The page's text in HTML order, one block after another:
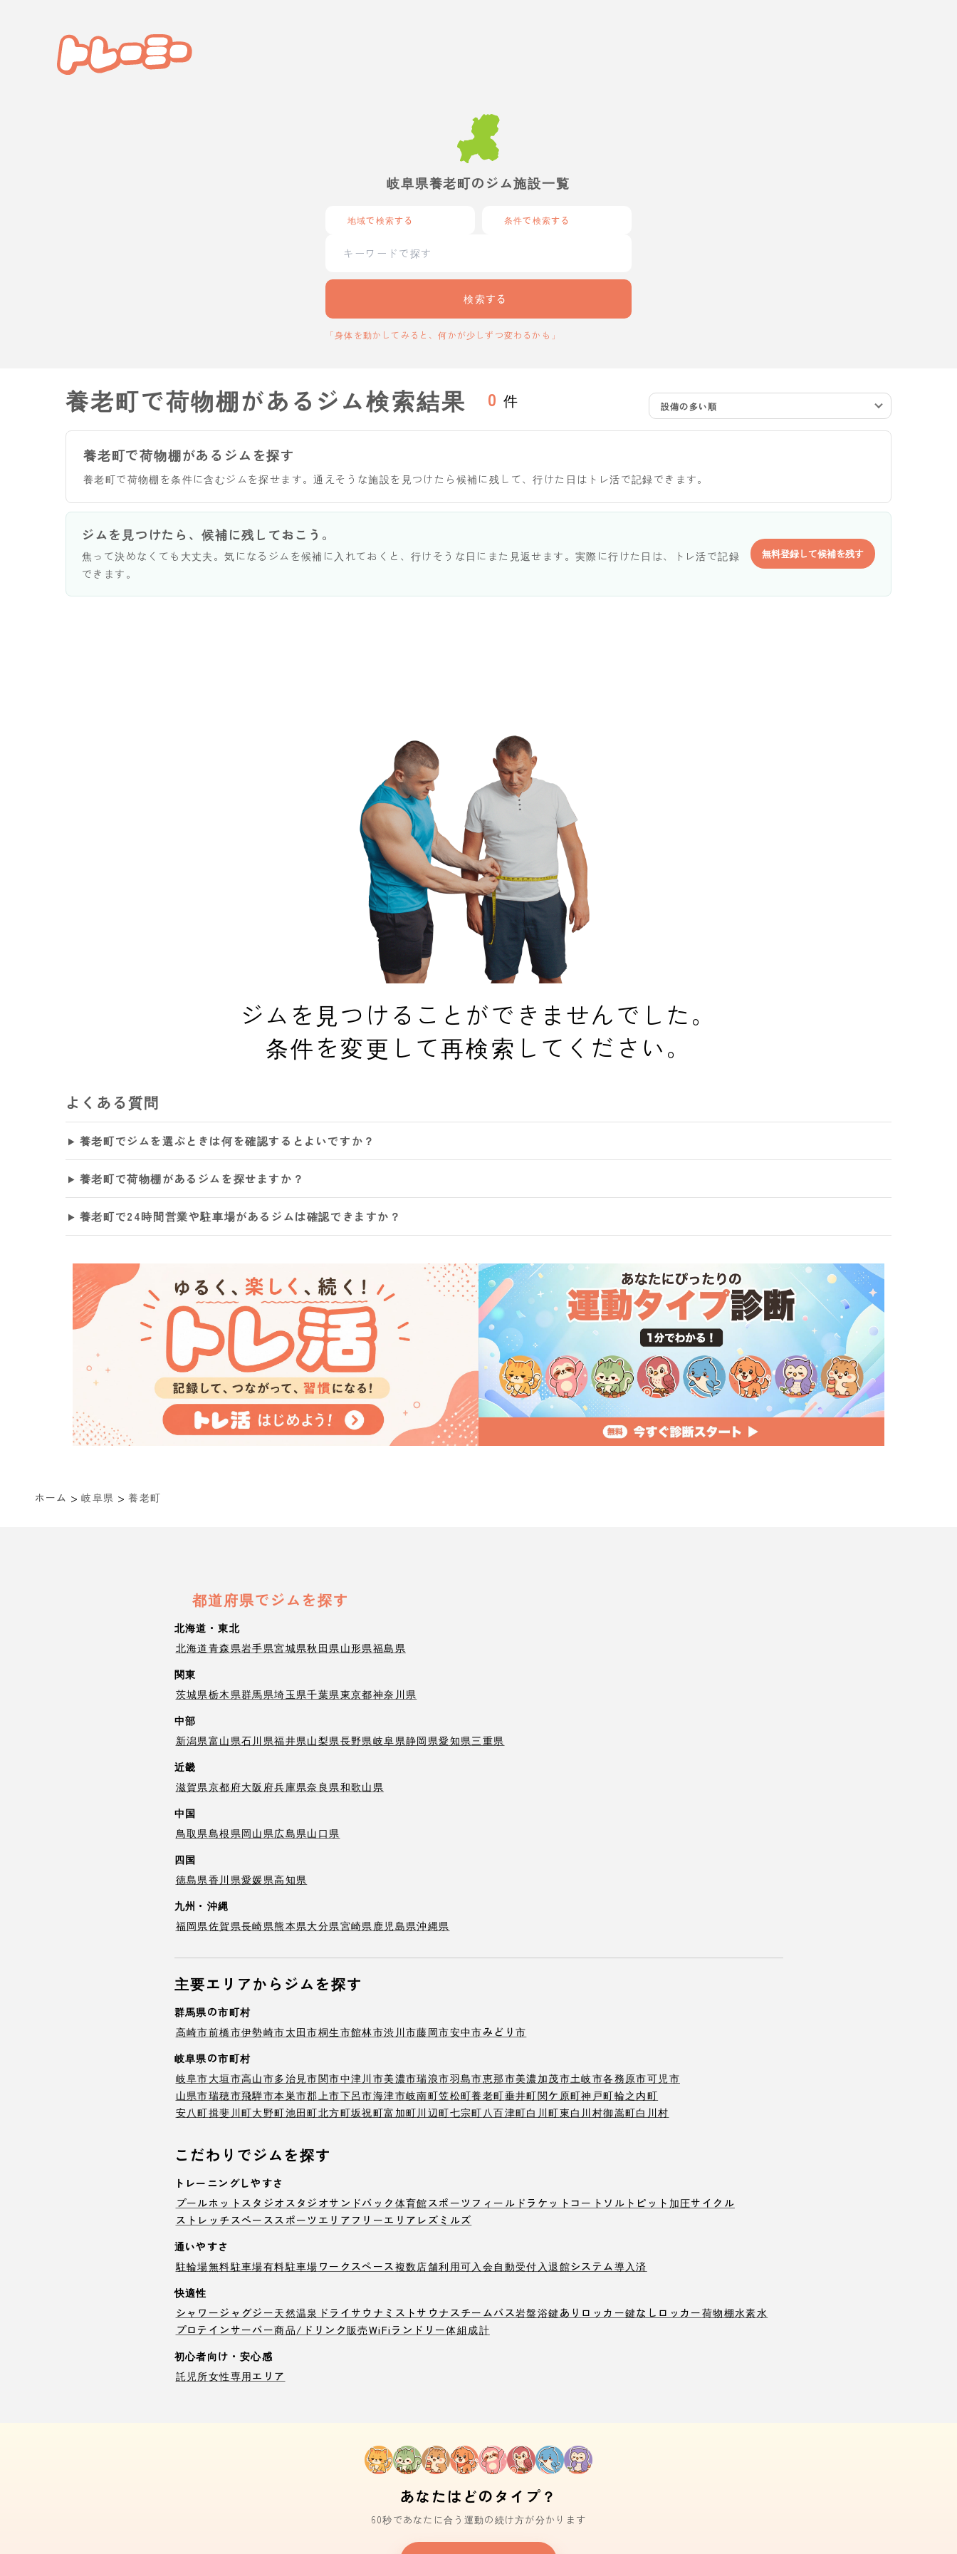
岐阜県養老町のジム施設一覧
地域で検索する 条件で検索する
検索する
「身体を動かしてみると、何かが少しずつ変わるかも」
養老町で荷物棚があるジム検索結果 0 件 設備の多い順
養老町で荷物棚があるジムを探す
養老町で荷物棚を条件に含むジムを探せます。通えそうな施設を見つけたら候補に残して、行けた日はトレ活で記録できます。
ジムを見つけたら、候補に残しておこう。
焦って決めなくても大丈夫。気になるジムを候補に入れておくと、行けそうな日にまた見返せます。実際に行けた日は、トレ活で記録
できます。
無料登録して候補を残す
ジムを見つけることができませんでした。
条件を変更して再検索してください。
よくある質問
養老町でジムを選ぶときは何を確認するとよいですか？
養老町で荷物棚があるジムを探せますか？
養老町で24時間営業や駐車場があるジムは確認できますか？
ホーム > 岐阜県 > 養老町
都道府県でジムを探す
北海道・東北
北海道青森県岩手県宮城県秋田県山形県福島県
関東
茨城県栃木県群馬県埼玉県千葉県東京都神奈川県
中部
新潟県富山県石川県福井県山梨県長野県岐阜県静岡県愛知県三重県
近畿
滋賀県京都府大阪府兵庫県奈良県和歌山県
中国
鳥取県島根県岡山県広島県山口県
四国
徳島県香川県愛媛県高知県
九州・沖縄
福岡県佐賀県長崎県熊本県大分県宮崎県鹿児島県沖縄県
主要エリアからジムを探す
群馬県の市町村
高崎市前橋市伊勢崎市太田市桐生市館林市渋川市藤岡市安中市みどり市
岐阜県の市町村
岐阜市大垣市高山市多治見市関市中津川市美濃市瑞浪市羽島市恵那市美濃加茂市土岐市各務原市可児市
山県市瑞穂市飛騨市本巣市郡上市下呂市海津市岐南町笠松町養老町垂井町関ケ原町神戸町輪之内町
安八町揖斐川町大野町池田町北方町坂祝町富加町川辺町七宗町 八百津町白川町東白川村御嵩町白川村
こだわりでジムを探す
トレーニングしやすさ
プールホットスタジオ スタジオサンドバック 体育館スポーツフィールド ラケットコート ソルトピット 加圧サイクル
ストレッチスペーススポーツエリア フリーエリア レズミルズ
通いやすさ
駐輪場無料駐車場有料駐車場 ワークスペース複数店舗利用可入会自動受付 入退館システム導入済
快適性
シャワージャグジー天然温泉 ドライサウナ ミストサウナ スチームバス岩盤浴鍵ありロッカー鍵なしロッカー荷物棚水素水
プロテインサーバー商品/ドリンク販売WiFi ランドリー体組成計
初心者向け・安心感
託児所女性専用エリア
あなたはどのタイプ？
60秒であなたに合う運動の続け方が分かります